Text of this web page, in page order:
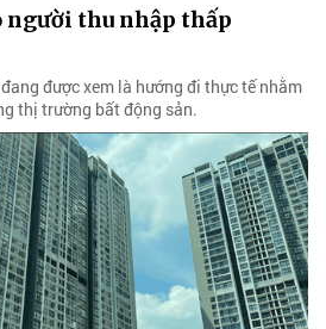
người thu nhập thấp
được xem là hướng đi thực tế nhằm
thị trường bất động sản.